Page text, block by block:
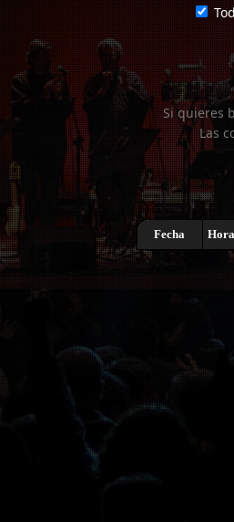
Si quieres
Las
Fecha Hora